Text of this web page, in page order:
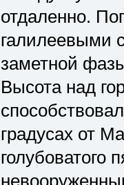
отдаленно.
галилеевыми
заметной
Высота над
градусах от
голубоватого